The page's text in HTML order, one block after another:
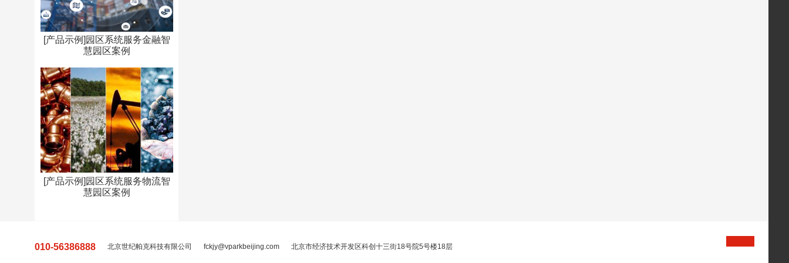
[产品示例]园区系统服务金融智
慧园区案例
[产品示例]园区系统服务物流智
慧园区案例
010-56386888 北京世纪帕克科技有限公司 fckjy@vparkbeijing.com 北京市经济技术开发区科创十三街18号院5号楼18层